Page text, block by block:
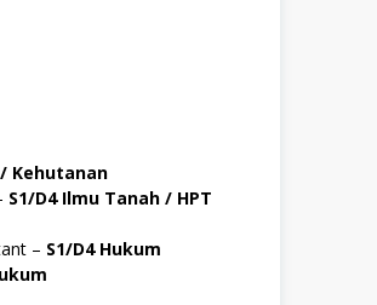
Kehutanan
S1/D4 Ilmu Tanah / HPT
– S1/D4 Hukum